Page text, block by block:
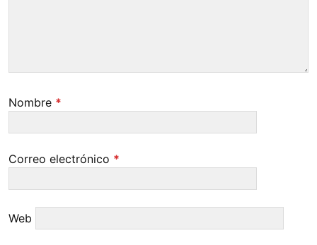
Nombre *
Correo electrónico *
Web